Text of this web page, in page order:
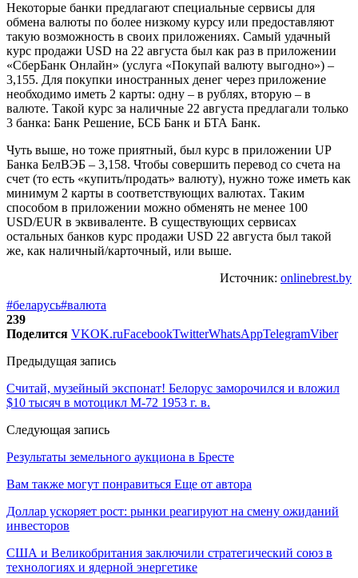
Некоторые банки предлагают специальные сервисы для
обмена валюты по более низкому курсу или предоставляют
такую возможность в своих приложениях. Самый удачный
курс продажи USD на 22 августа был как раз в приложении
«СберБанк Онлайн» (услуга «Покупай валюту выгодно») –
3,155. Для покупки иностранных денег через приложение
необходимо иметь 2 карты: одну – в рублях, вторую – в
валюте. Такой курс за наличные 22 августа предлагали только
3 банка: Банк Решение, БСБ Банк и БТА Банк.
Чуть выше, но тоже приятный, был курс в приложении UP
Банка БелВЭБ – 3,158. Чтобы совершить перевод со счета на
счет (то есть «купить/продать» валюту), нужно тоже иметь как
минимум 2 карты в соответствующих валютах. Таким
способом в приложении можно обменять не менее 100
USD/EUR в эквиваленте. В существующих сервисах
остальных банков курс продажи USD 22 августа был такой
же, как наличный/карточный, или выше.
Источник: onlinebrest.by
#беларусь#валюта
239
Поделится VKOK.ruFacebookTwitterWhatsAppTelegramViber
Предыдущая запись
Считай, музейный экспонат! Белорус заморочился и вложил
$10 тысяч в мотоцикл М-72 1953 г. в.
Следующая запись
Результаты земельного аукциона в Бресте
Вам также могут понравиться Еще от автора
Доллар ускоряет рост: рынки реагируют на смену ожиданий
инвесторов
США и Великобритания заключили стратегический союз в
технологиях и ядерной энергетике